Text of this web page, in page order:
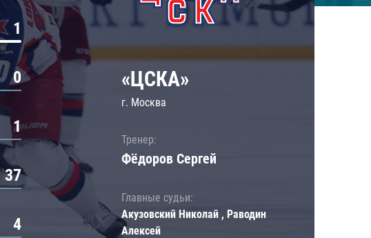
1
0
1
37
4
«ЦСКА»
г. Москва
Тренер:
Фёдоров Сергей
Главные судьи:
Акузовский Николай , Раводин
Алексей